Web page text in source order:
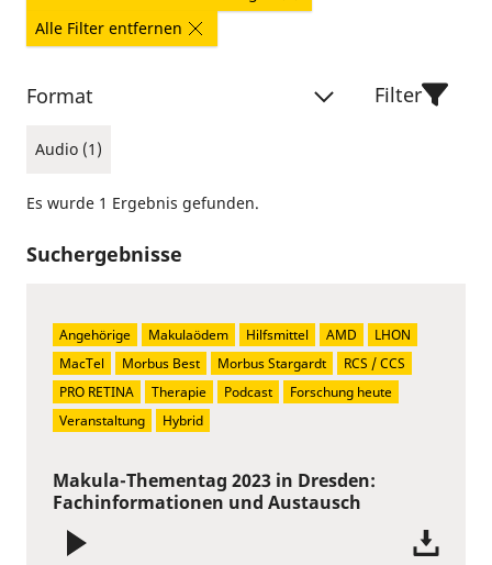
Alle Filter entfernen
Format
Audio (1)
Filter
Es wurde 1 Ergebnis gefunden.
Suchergebnisse
Makula-Thementag 2023 in Dresden:
Fachinformationen und Austausch
Angehörige Makulaödem Hilfsmittel AMD
LHON
MacTel
Morbus Best Morbus Stargardt
RCS / CCS
PRO RETINA
Therapie Podcast
Forschung heute
Veranstaltung
Hybrid